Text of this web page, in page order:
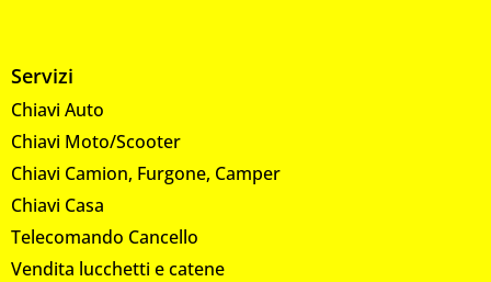
Servizi
Chiavi Auto
Chiavi Moto/Scooter
Chiavi Camion, Furgone, Camper
Chiavi Casa
Telecomando Cancello
Vendita lucchetti e catene